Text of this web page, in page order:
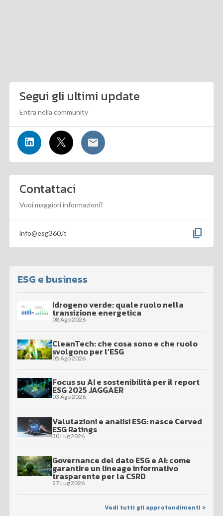
Segui gli ultimi update
Entra nella community
Contattaci
Vuoi maggiori informazioni?
info@esg360.it content_copy
ESG e business
Idrogeno verde: quale ruolo nella
transizione energetica
08 Ago 2026
CleanTech: che cosa sono e che ruolo
svolgono per l’ESG
05 Ago 2026
Focus su AI e sostenibilità per il report
ESG 2025 JAGGAER
03 Ago 2026
Valutazioni e analisi ESG: nasce Cerved
ESG Ratings
30 Lug 2026
Governance del dato ESG e AI: come
garantire un lineage informativo
trasparente per la CSRD
27 Lug 2026
Vedi tutti gli approfondimenti >